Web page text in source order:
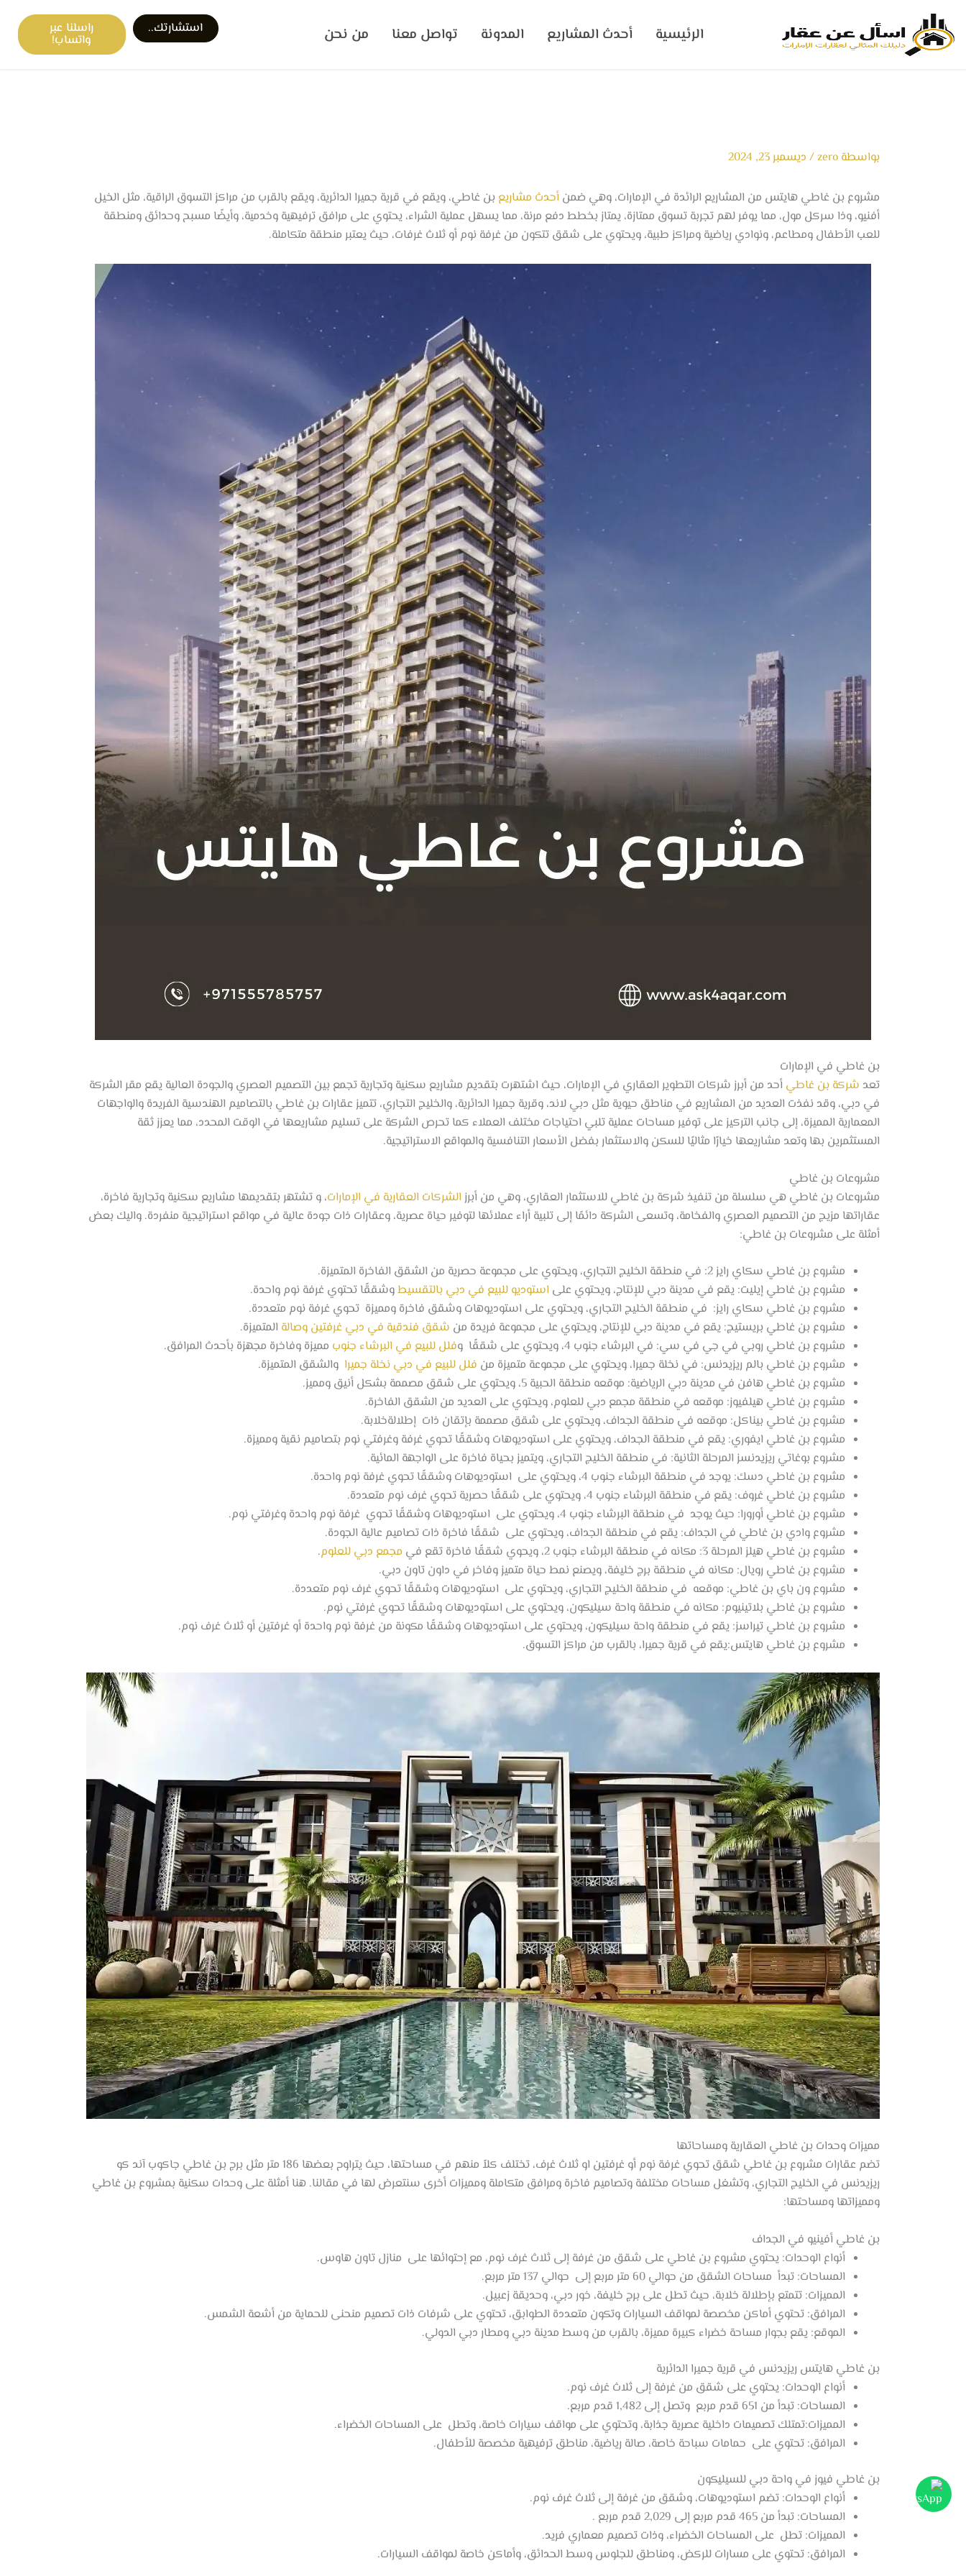
المحتوى
الرئيسية أحدث المشاريع المدونة تواصل معنا من نحن استشارتك.. راسلنا عبر
واتساب!
بواسطة zero
/ ديسمبر 23, 2024
مشروع بن غاطي هايتس من المشاريع الرائدة في الإمارات، وهي ضمن أحدث مشاريع بن غاطي، ويقع في قرية جميرا الدائرية، ويقع بالقرب من مراكز التسوق الراقية، مثل الخيل
أفنيو، وذا سركل مول، مما يوفر لهم تجربة تسوق ممتازة، يمتاز بخطط دفع مرنة، مما يسهل عملية الشراء، يحتوي على مرافق ترفيهية وخدمية، وأيضًا مسبح وحدائق ومنطقة
للعب الأطفال ومطاعم، ونوادي رياضية ومراكز طبية، ويحتوي على شقق تتكون من غرفة نوم أو ثلاث غرفات، حيث يعتبر منطقة متكاملة.
بن غاطي في الإمارات
تعد شركة بن غاطي أحد من أبرز شركات التطوير العقاري في الإمارات، حيث اشتهرت بتقديم مشاريع سكنية وتجارية تجمع بين التصميم العصري والجودة العالية يقع مقر الشركة
في دبي، وقد نفذت العديد من المشاريع في مناطق حيوية مثل دبي لاند، وقرية جميرا الدائرية، والخليج التجاري، تتميز عقارات بن غاطي بالتصاميم الهندسية الفريدة والواجهات
المعمارية المميزة، إلى جانب التركيز على توفير مساحات عملية تلبي احتياجات مختلف العملاء كما تحرص الشركة على تسليم مشاريعها في الوقت المحدد، مما يعزز ثقة
المستثمرين بها وتعد مشاريعها خيارًا مثاليًا للسكن والاستثمار بفضل الأسعار التنافسية والمواقع الاستراتيجية.
مشروعات بن غاطي
مشروعات بن غاطي هي سلسلة من تنفيذ شركة بن غاطي للاستثمار العقاري، وهي من أبرز الشركات العقارية في الإمارات، و تشتهر بتقديمها مشاريع سكنية وتجارية فاخرة،
عقاراتها مزيج من التصميم العصري والفخامة، وتسعى الشركة دائمًا إلى تلبية أراء عملائها لتوفير حياة عصرية، وعقارات ذات جودة عالية في مواقع استراتيجية منفردة. واليك بعض
أمثلة على مشروعات بن غاطي:
مشروع بن غاطي سكاي رايز 2: في منطقة الخليج التجاري، ويحتوي على مجموعة حصرية من الشقق الفاخرة المتميزة.
مشروع بن غاطي إيليت: يقع في مدينة دبي للإنتاج، ويحتوي على استوديو للبيع في دبي بالتقسيطوشققًا تحتوي غرفة نوم واحدة.
مشروع بن غاطي سكاي رايز: في منطقة الخليج التجاري، ويحتوي على استوديوهات وشقق فاخرة ومميزة تحوي غرفة نوم متعددة.
مشروع بن غاطي بريستيج: يقع في مدينة دبي للإنتاج، ويحتوي على مجموعة فريدة من شقق فندقية في دبي غرفتين وصالة المتميزة.
مشروع بن غاطي روبي في جي في سي: في البرشاء جنوب 4، ويحتوي على شققًا و
فلل للبيع في البرشاء جنوب مميزة وفاخرة مجهزة بأحدث المرافق.
مشروع بن غاطي بالم ريزيدنس: في نخلة جميرا، ويحتوي على مجموعة متميزة من فلل للبيع في دبي نخلة جميرا والشقق المتميزة.
مشروع بن غاطي هافن في مدينة دبي الرياضية: موقعه منطقة الحبية 5، ويحتوي على شقق مصممة بشكل أنيق ومميز.
مشروع بن غاطي هيلفيوز: موقعه في منطقة مجمع دبي للعلوم، ويحتوي على العديد من الشقق الفاخرة.
مشروع بن غاطي بيناكل: موقعه في منطقة الجداف، ويحتوي على شقق مصممة بإتقان ذات إطلالةخلابة.
مشروع بن غاطي ايفوري: يقع في منطقة الجداف، ويحتوي على استوديوهات وشققًا تحوي غرفة وغرفتي نوم بتصاميم نقية ومميزة.
مشروع بوغاتي ريزيدنسز المرحلة الثانية: في منطقة الخليج التجاري، ويتميز بحياة فاخرة على الواجهة المائية.
مشروع بن غاطي دسك: يوجد في منطقة البرشاء جنوب 4، ويحتوي على استوديوهات وشققًا تحوي غرفة نوم واحدة.
مشروع بن غاطي غروف: يقع في منطقة البرشاء جنوب 4، ويحتوي على شققًا حصرية تحوي غرف نوم متعددة.
مشروع بن غاطي أورورا: حيث يوجد في منطقة البرشاء جنوب 4، ويحتوي على استوديوهات وشققًا تحوي غرفة نوم واحدة وغرفتي نوم.
مشروع وادي بن غاطي في الجداف: يقع في منطقة الجداف، ويحتوي على شققًا فاخرة ذات تصاميم عالية الجودة.
مشروع بن غاطي هيلز المرحلة 3: مكانه في منطقة البرشاء جنوب 2، ويحوي شققًا فاخرة تقع في
مجمع دبي للعلوم.
مشروع بن غاطي رويال: مكانه في منطقة برج خليفة، ويصنع نمط حياة متميز وفاخر في داون تاون دبي.
مشروع ون باي بن غاطي: موقعه في منطقة الخليج التجاري، ويحتوي على استوديوهات وشققًا تحوي غرف نوم متعددة.
مشروع بن غاطي بلاتينيوم: مكانه في منطقة واحة سيليكون، ويحتوي على استوديوهات وشققًا تحوي غرفتي نوم.
مشروع بن غاطي تيراسز: يقع في منطقة واحة سيليكون، ويحتوي على استوديوهات وشققًا مكونة من غرفة نوم واحدة أو غرفتين أو ثلاث غرف نوم.
مشروع بن غاطي هايتس:يقع في قرية جميرا، بالقرب من مراكز التسوق.
مميزات وحدات بن غاطي العقارية ومساحاتها
تضم عقارات مشروع بن غاطي شقق تحوي غرفة نوم أو غرفتين او ثلاث غرف، تختلف كلاً منهم في مساحتها، حيث يتراوح بعضها 186 متر مثل برج بن غاطي جاكوب آند كو
ريزيدنس في الخليج التجاري، وتشغل مساحات مختلفة وتصاميم فاخرة ومرافق متكاملة ومميزات أخرى سنتعرض لها في مقالنا. هنا أمثلة على وحدات سكنية بمشروع بن غاطي
ومميزاتها ومساحتها:
بن غاطي أفينيو في الجداف
أنواع الوحدات: يحتوي مشروع بن غاطي على شقق من غرفة إلى ثلاث غرف نوم، مع إحتوائها على منازل تاون هاوس.
المساحات: تبدأ مساحات الشقق من حوالي 60 متر مربع إلى حوالي 137 متر مربع.
المميزات: تتمتع بإطلالة خلابة، حيث تطل على برج خليفة، خور دبي، وحديقة زعبيل.
المرافق: تحتوي أماكن مخصصة لمواقف السيارات وتكون متعددة الطوابق، تحتوي على شرفات ذات تصميم منحنى للحماية من أشعة الشمس.
الموقع: يقع بجوار مساحة خضراء كبيرة مميزة، بالقرب من وسط مدينة دبي ومطار دبي الدولي.
بن غاطي هايتس ريزيدنس في قرية جميرا الدائرية
أنواع الوحدات: يحتوي على شقق من غرفة إلى ثلاث غرف نوم.
المساحات: تبدأ من 651 قدم مربع وتصل إلى 1,482 قدم مربع.
المميزات:تمتلك تصميمات داخلية عصرية جذابة، وتحتوي على مواقف سيارات خاصة، وتطل على المساحات الخضراء.
المرافق: تحتوي على حمامات سباحة خاصة، صالة رياضية، مناطق ترفيهية مخصصة للأطفال.
بن غاطي فيوز في واحة دبي للسيليكون
أنواع الوحدات: تضم استوديوهات، وشقق من غرفة إلى ثلاث غرف نوم.
المساحات: تبدأ من 465 قدم مربع إلى 2,029 قدم مربع .
المميزات: تطل على المساحات الخضراء، وذات تصميم معماري فريد.
المرافق: تحتوي على مسارات للركض، ومناطق للجلوس وسط الحدائق، وأماكن خاصة لمواقف السيارات.